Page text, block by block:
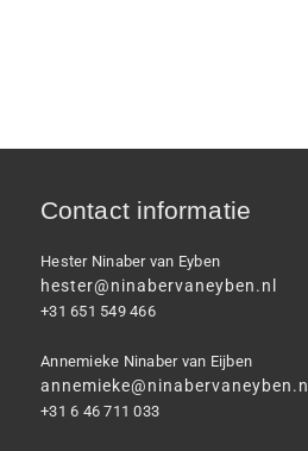
Contact informatie
Hester Ninaber van Eyben
hester@ninabervaneyben.nl
+31 651 549 466
Annemieke Ninaber van Eijben
annemieke@ninabervaneyben.nl
+31 6 46 711 033